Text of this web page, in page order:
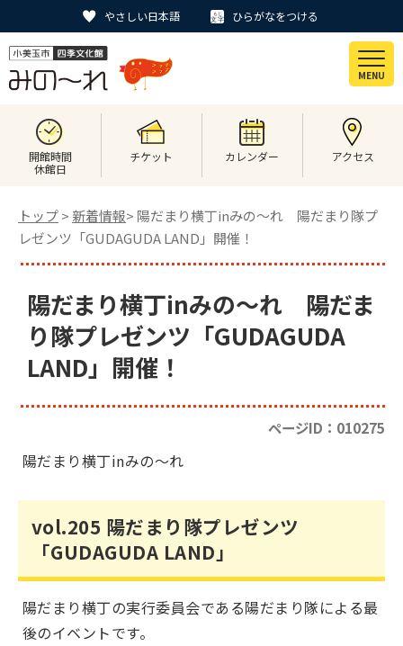
やさしい日本語 ひらがなをつける
MENU
開館時間
休館日
チケット カレンダー アクセス
トップ> 新着情報> 陽だまり横丁inみの～れ 陽だまり隊プ
レゼンツ「GUDAGUDA LAND」開催！
陽だまり横丁inみの～れ 陽だま
り隊プレゼンツ「GUDAGUDA
LAND」開催！
ページID：010275
陽だまり横丁inみの～れ
vol.205 陽だまり隊プレゼンツ
「GUDAGUDA LAND」
陽だまり横丁の実行委員会である陽だまり隊による最
後のイベントです。